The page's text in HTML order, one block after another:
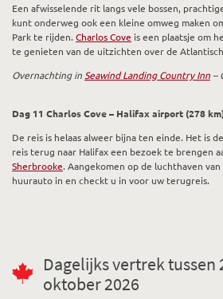
Een afwisselende rit langs vele bossen,
kunt onderweg ook een kleine omweg maken
Park te rijden. Charlos Cove is een plaatsje om
te genieten van de uitzichten over de
Overnachting in Seawind Landing Country Inn –
Dag 11 Charlos Cove – Halifax airport (278
De reis is helaas alweer bijna ten einde. Het is
reis terug naar Halifax een bezoek te brengen
Sherbrooke. Aangekomen op de luchthaven
huurauto in en checkt u in voor uw terugreis.
Dagelijks vertrek tussen
oktober 2026